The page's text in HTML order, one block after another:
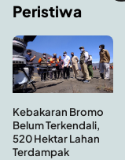
Peristiwa
Kebakaran Bromo
Belum Terkendali,
520 Hektar Lahan
Terdampak